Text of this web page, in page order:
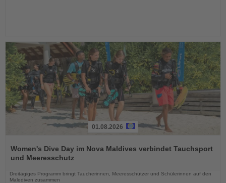
Sie
die
01.08.2026
Women's Dive Day im Nova Maldives verbindet Tauchsport
und Meeresschutz
Dreitägiges Programm bringt Taucherinnen, Meeresschützer und Schülerinnen auf den
Malediven zusammen